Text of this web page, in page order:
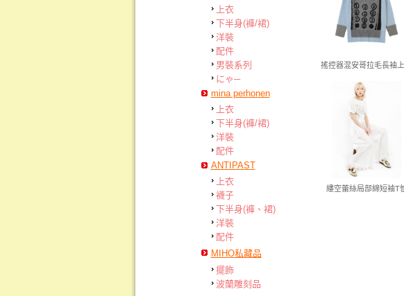
上衣
下半身(褲/裙)
洋裝
配件
男裝系列
にゃ─
mina perhonen
上衣
下半身(褲/裙)
洋裝
配件
ANTIPAST
上衣
襪子
下半身(褲、裙)
洋裝
配件
MIHO私藏品
擺飾
波蘭雕刻品
搖控器混安哥拉毛長袖
縷空蕾絲局部綿短袖T